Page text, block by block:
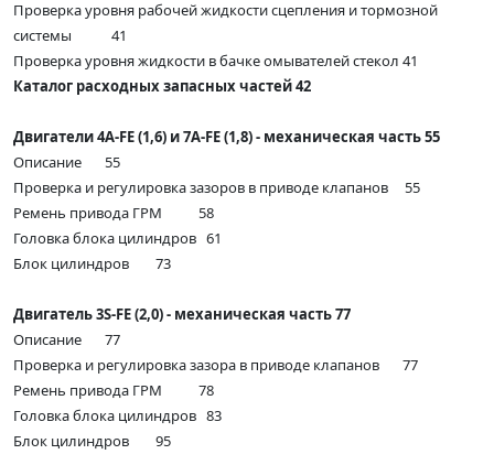
Проверка уровня рабочей жидкости сцепления и тормозной
системы 41
Проверка уровня жидкости в бачке омывателей стекол 41
Каталог расходных запасных частей 42
Двигатели 4A-FE (1,6) и 7A-FE (1,8) - механическая часть 55
Описание 55
Проверка и регулировка зазоров в приводе клапанов 55
Ремень привода ГРМ 58
Головка блока цилиндров 61
Блок цилиндров 73
Двигатель 3S-FE (2,0) - механическая часть 77
Описание 77
Проверка и регулировка зазора в приводе клапанов 77
Ремень привода ГРМ 78
Головка блока цилиндров 83
Блок цилиндров 95